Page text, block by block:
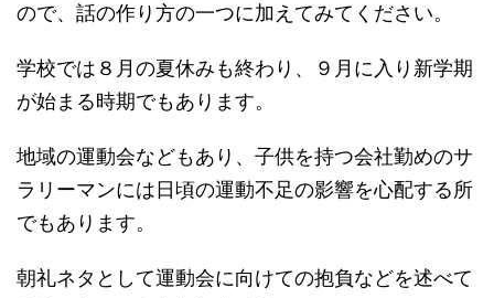
ので、話の作り方の一つに加えてみてください。
学校では８月の夏休みも終わり、９月に入り新学期
が始まる時期でもあります。
地域の運動会などもあり、子供を持つ会社勤めのサ
ラリーマンには日頃の運動不足の影響を心配する所
でもあります。
朝礼ネタとして運動会に向けての抱負などを述べて